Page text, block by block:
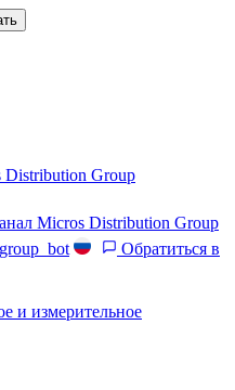
Group
Micros Distribution Group
Обратиться в
и измерительное